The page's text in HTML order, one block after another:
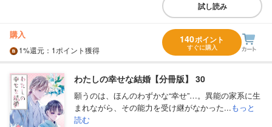
試し読み
購入
1%還元 ：1ポイント獲得
140ポイント
すぐに購入
わたしの幸せな結婚【分冊版】 30
願うのは、ほんのわずかな“幸せ”…。異能の家系に生
まれながら、その能力を受け継がなかった...もっと
読む